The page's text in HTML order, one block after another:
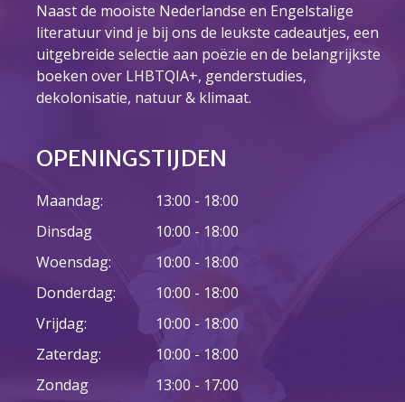
Stories of Belonging
Vacatures
Steun ons
Bestelformulier
Webshop
Sunday
Naast de mooiste Nederlandse en Engelstalige
literatuur vind je bij ons de leukste cadeautjes, een
uitgebreide selectie aan poëzie en de belangrijkste
boeken over LHBTQIA+, genderstudies,
dekolonisatie, natuur & klimaat.
OPENINGSTIJDEN
Maandag:
Dinsdag
Woensdag:
Donderdag:
Vrijdag:
Zaterdag:
Zondag
13:00 - 18:00
10:00 - 18:00
10:00 - 18:00
10:00 - 18:00
10:00 - 18:00
10:00 - 18:00
13:00 - 17:00